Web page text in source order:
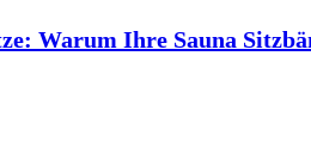
Warum Ihre Sauna